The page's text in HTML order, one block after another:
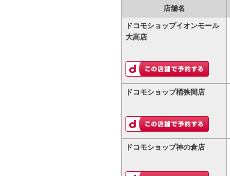
店舗名
ドコモショップイオンモール
大高店
ドコモショップ桶狭間店
ドコモショップ神の倉店